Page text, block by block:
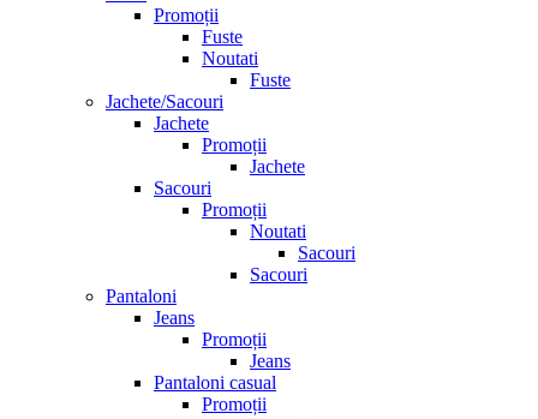
Promoții
Fuste
Noutati
Fuste
Jachete/Sacouri
Jachete
Promoții
Jachete
Sacouri
Promoții
Noutati
Sacouri
Sacouri
Pantaloni
Jeans
Promoții
Jeans
Pantaloni casual
Promoții